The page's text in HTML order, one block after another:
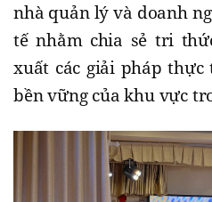
nhà quản lý và doanh
tế nhằm chia sẻ tri
xuất các giải pháp
bền vững của khu vực